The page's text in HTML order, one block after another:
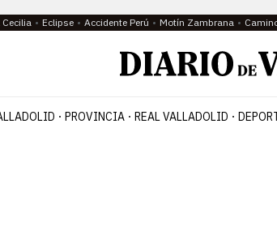
Eclipse Accidente Perú Motín Zambrana
PROVINCIA REAL VALLADOLID